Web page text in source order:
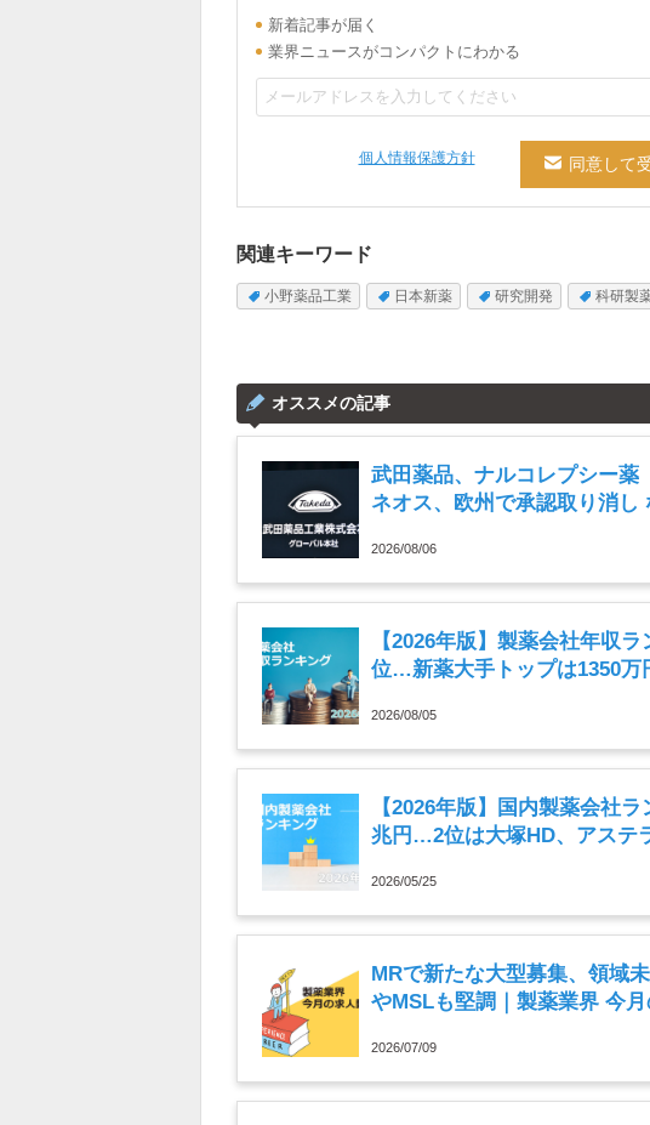
新着記事が届く
業界ニュースがコンパクトにわかる
個人情報保護方針
関連キーワード
小野薬品工業 日本新薬 研究開発 科研製
オススメの記事
武田薬品、ナルコレプシー薬
ネオス、欧州で承認取り消し
2026/08/06
【2026年版】製薬会社年収
位…新薬大手トップは1350万
2026/08/05
【2026年版】国内製薬会社
兆円…2位は大塚HD、アステ
2026/05/25
MRで新たな大型募集、領域
やMSLも堅調｜製薬業界 今
2026/07/09